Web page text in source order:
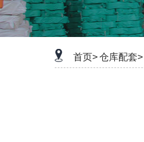
首页>仓库配套>